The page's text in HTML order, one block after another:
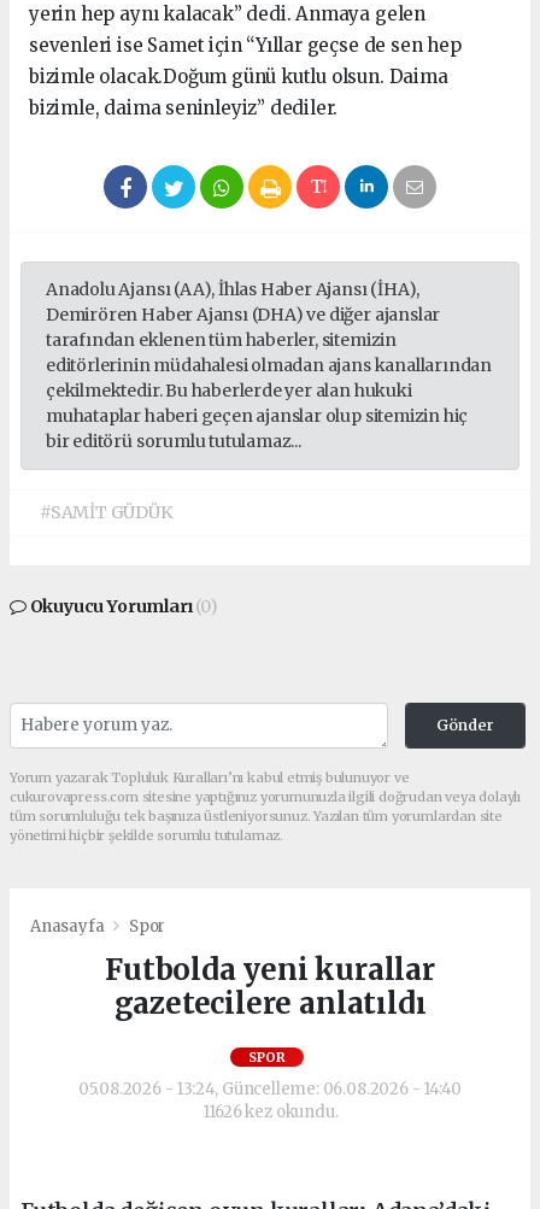
yerin hep aynı kalacak” dedi. Anmaya gelen
sevenleri ise Samet için “Yıllar geçse de sen hep
bizimle olacak.Doğum günü kutlu olsun. Daima
bizimle, daima seninleyiz” dediler.
Anadolu Ajansı (AA), İhlas Haber Ajansı (İHA),
Demirören Haber Ajansı (DHA) ve diğer ajanslar
tarafından eklenen tüm haberler, sitemizin
editörlerinin müdahalesi olmadan ajans kanallarından
çekilmektedir. Bu haberlerde yer alan hukuki
muhataplar haberi geçen ajanslar olup sitemizin hiç
bir editörü sorumlu tutulamaz...
#SAMİT GÜDÜK
Okuyucu Yorumları(0)
Gönder
Yorum yazarak Topluluk Kuralları’nı kabul etmiş bulunuyor ve
cukurovapress.com sitesine yaptığınız yorumunuzla ilgili doğrudan veya dolaylı
tüm sorumluluğu tek başınıza üstleniyorsunuz. Yazılan tüm yorumlardan site
yönetimi hiçbir şekilde sorumlu tutulamaz.
Anasayfa Spor
Futbolda yeni kurallar
gazetecilere anlatıldı
SPOR
05.08.2026 - 13:24, Güncelleme: 06.08.2026 - 14:40
11626 kez okundu.